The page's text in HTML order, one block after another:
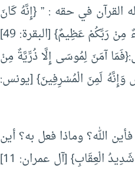
القرآن في حقه : ” {إِنَّهُ كَانَ
عَالِيًا مِنَ الْمُسْرِفِينَ} [الدخان: 31] وقوله عن تنكيله بقومه : {وَفِي ذَلِكُمْ بَلَاءٌ مِنْ رَبِّكُمْ عَظِيمٌ} [البقرة: 49]
{فَاسْتَكْبَرُوا وَكَانُوا قَوْمًا مُجْرِمِينَ } [يونس: 75]، وقال:{فَمَا آمَنَ لِمُوسَى إِلَّا ذُرِّيَّةٌ مِنْ
لَمِنَ الْمُسْرِفِينَ} [يونس:
الله؟ وماذا فعل به؟ أين
أخذ الله الأليم الشديد؟ كيف نفهم قول الله: {فَأَخَذَهُمُ اللَّهُ بِذُنُوبِهِمْ وَاللَّهُ شَدِيدُ الْعِقَابِ} [آل عمران: 11]